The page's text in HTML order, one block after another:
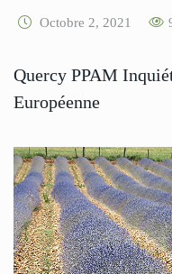
Octobre 2, 2021
Quercy PPAM
Européenne